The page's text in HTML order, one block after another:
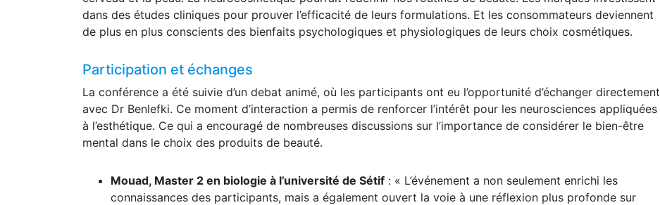
dans des études cliniques pour prouver l’efficacité de leurs formulations. Et les consommateurs deviennent
de plus en plus conscients des bienfaits psychologiques et physiologiques de leurs choix cosmétiques.
Participation et échanges
La conférence a été suivie d’un debat animé, où les participants ont eu l’opportunité d’échanger directement
avec Dr Benlefki. Ce moment d’interaction a permis de renforcer l’intérêt pour les neurosciences appliquées
à l’esthétique. Ce qui a encouragé de nombreuses discussions sur l’importance de considérer le bien-être
mental dans le choix des produits de beauté.
Mouad, Master 2 en biologie à l’université de Sétif : « L’événement a non seulement enrichi les
connaissances des participants, mais a également ouvert la voie à une réflexion plus profonde sur